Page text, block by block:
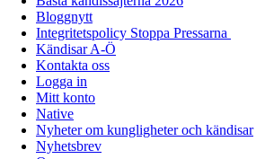
Bloggnytt
Integritetspolicy Stoppa Pressarna
Kändisar A-Ö
Kontakta oss
Logga in
Mitt konto
Native
Nyheter om kungligheter och kändisar
Nyhetsbrev